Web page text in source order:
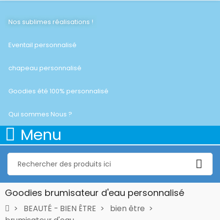
Nos sublimes réalisations !
Eventail personnalisé
chapeau personnalisé
Goodies été 100% personnalisé
Qui sommes Nous ?
Menu
Goodies brumisateur d'eau personnalisé
BEAUTÉ - BIEN ÊTRE
bien être